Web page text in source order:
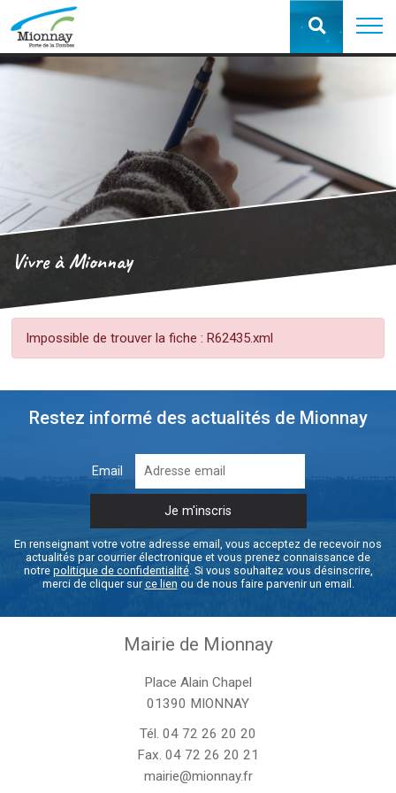
Vivre à Mionnay
Impossible de trouver la fiche : R62435.xml
Restez informé des actualités de Mionnay
Email
En renseignant votre votre adresse email, vous acceptez de recevoir nos
actualités par courrier électronique et vous prenez connaissance de
notre politique de confidentialité. Si vous souhaitez vous désinscrire,
merci de cliquer surce lien ou de nous faire parvenir un email.
Mairie de Mionnay
Place Alain Chapel
01390 MIONNAY
Tél. 04 72 26 20 20
Fax. 04 72 26 20 21
mairie@mionnay.fr